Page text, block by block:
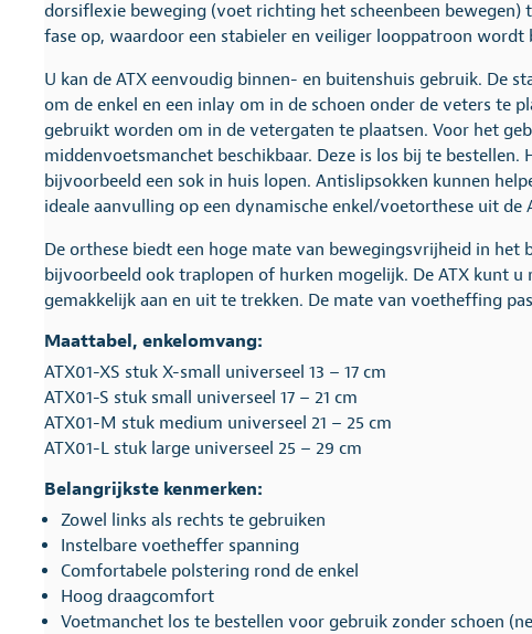
dorsiflexie beweging (voet richting het scheenbeen
fase op, waardoor een stabieler en veiliger looppatroon wordt
U kan de ATX eenvoudig binnen- en buitenshuis gebruik. De
om de enkel en een inlay om in de schoen onder de veters te
gebruikt worden om in de vetergaten te plaatsen. Voor het
middenvoetsmanchet beschikbaar. Deze is los bij te
bijvoorbeeld een sok in huis lopen. Antislipsokken kunnen
ideale aanvulling op een dynamische enkel/voetorthese uit de
De orthese biedt een hoge mate van bewegingsvrijheid in
bijvoorbeeld ook traplopen of hurken mogelijk. De ATX kunt u
gemakkelijk aan en uit te trekken. De mate van voetheffing
Maattabel, enkelomvang:
ATX01-XS stuk X-small universeel 13 – 17 cm
ATX01-S stuk small universeel 17 – 21 cm
ATX01-M stuk medium universeel 21 – 25 cm
ATX01-L stuk large universeel 25 – 29 cm
Belangrijkste kenmerken:
Zowel links als rechts te gebruiken
Instelbare voetheffer spanning
Comfortabele polstering rond de enkel
Hoog draagcomfort
Voetmanchet los te bestellen voor gebruik zonder schoen